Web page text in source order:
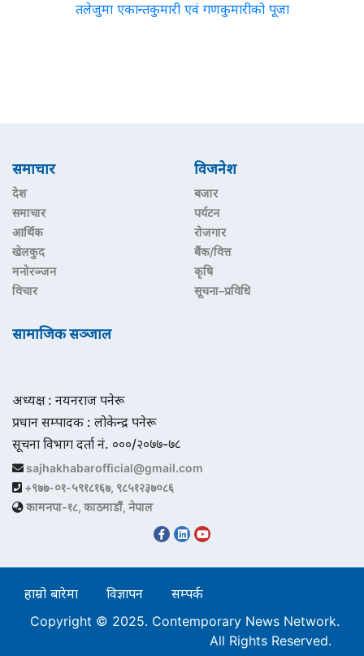
तलेजुमा एकान्तकुमारी एवं गणकुमारीको पूजा
समाचार
देश
समाचार
आर्थिक
खेलकुद
मनोरञ्जन
विचार
विजनेश
बजार
पर्यटन
रोजगार
बैंक/वित्त
कृषि
सूचना–प्रविधि
सामाजिक सञ्जाल
अध्यक्ष : नयनराज पनेरू
प्रधान सम्पादक : लोकेन्द्र पनेरू
सूचना विभाग दर्ता नं. ०००/२०७७-७८
sajhakhabarofficial@gmail.com
+९७७-०१-५९१८१६७, ९८५१२३७०८६
कामनपा-१८, काठमाडौं, नेपाल
हाम्रो बारेमा विज्ञापन
सम्पर्क
Copyright © 2025. Contemporary News Network.
All Rights Reserved.